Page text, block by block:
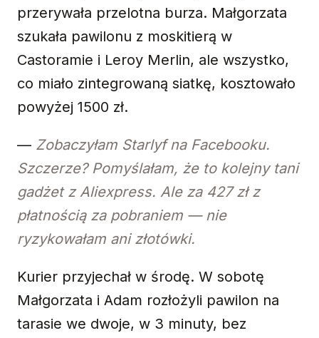
przerywała przelotna burza. Małgorzata
szukała pawilonu z moskitierą w
Castoramie i Leroy Merlin, ale wszystko,
co miało zintegrowaną siatkę, kosztowało
powyżej 1500 zł.
— Zobaczyłam Starlyf na Facebooku.
Szczerze? Pomyślałam, że to kolejny tani
gadżet z Aliexpress. Ale za 427 zł z
płatnością za pobraniem — nie
ryzykowałam ani złotówki.
Kurier przyjechał w środę. W sobotę
Małgorzata i Adam rozłożyli pawilon na
tarasie we dwoje, w 3 minuty, bez